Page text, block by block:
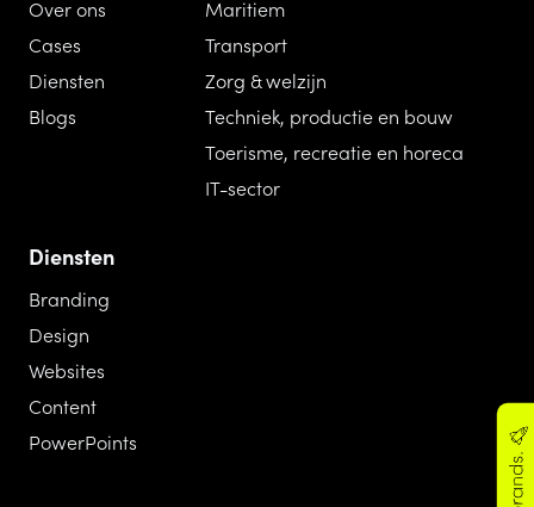
Over ons
Cases
Diensten
Blogs
Maritiem
Transport
Zorg & welzijn
Techniek, productie en bouw
Toerisme, recreatie en horeca
IT-sector
Diensten
Branding
Design
Websites
Content
PowerPoints